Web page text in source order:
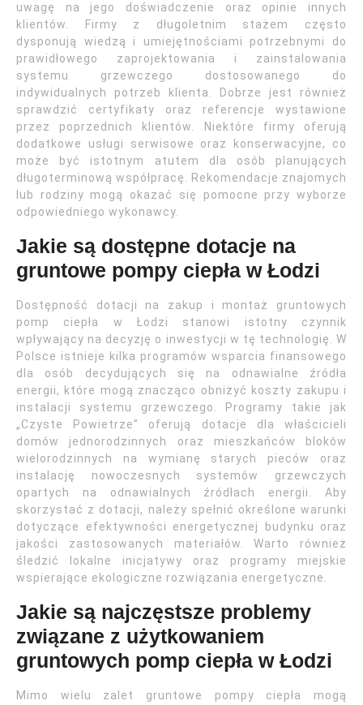
uwagę na jego doświadczenie oraz opinie innych
klientów. Firmy z długoletnim stażem często
dysponują wiedzą i umiejętnościami potrzebnymi do
prawidłowego zaprojektowania i zainstalowania
systemu grzewczego dostosowanego do
indywidualnych potrzeb klienta. Dobrze jest również
sprawdzić certyfikaty oraz referencje wystawione
przez poprzednich klientów. Niektóre firmy oferują
dodatkowe usługi serwisowe oraz konserwacyjne, co
może być istotnym atutem dla osób planujących
długoterminową współpracę. Rekomendacje znajomych
lub rodziny mogą okazać się pomocne przy wyborze
odpowiedniego wykonawcy.
Jakie są dostępne dotacje na
gruntowe pompy ciepła w Łodzi
Dostępność dotacji na zakup i montaż gruntowych
pomp ciepła w Łodzi stanowi istotny czynnik
wpływający na decyzję o inwestycji w tę technologię. W
Polsce istnieje kilka programów wsparcia finansowego
dla osób decydujących się na odnawialne źródła
energii, które mogą znacząco obniżyć koszty zakupu i
instalacji systemu grzewczego. Programy takie jak
„Czyste Powietrze” oferują dotacje dla właścicieli
domów jednorodzinnych oraz mieszkańców bloków
wielorodzinnych na wymianę starych pieców oraz
instalację nowoczesnych systemów grzewczych
opartych na odnawialnych źródłach energii. Aby
skorzystać z dotacji, należy spełnić określone warunki
dotyczące efektywności energetycznej budynku oraz
jakości zastosowanych materiałów. Warto również
śledzić lokalne inicjatywy oraz programy miejskie
wspierające ekologiczne rozwiązania energetyczne.
Jakie są najczęstsze problemy
związane z użytkowaniem
gruntowych pomp ciepła w Łodzi
Mimo wielu zalet gruntowe pompy ciepła mogą